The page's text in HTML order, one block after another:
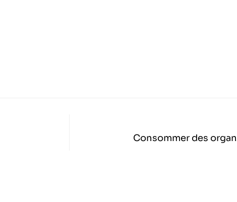
Consommer des